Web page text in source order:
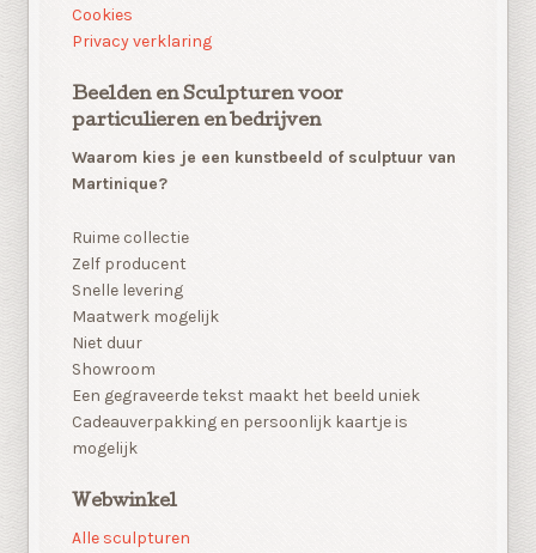
Cookies
Privacy verklaring
Beelden en Sculpturen voor
particulieren en bedrijven
Waarom kies je een kunstbeeld of sculptuur van
Martinique?
Ruime collectie
Zelf producent
Snelle levering
Maatwerk mogelijk
Niet duur
Showroom
Een gegraveerde tekst maakt het beeld uniek
Cadeauverpakking en persoonlijk kaartje is
mogelijk
Webwinkel
Alle sculpturen